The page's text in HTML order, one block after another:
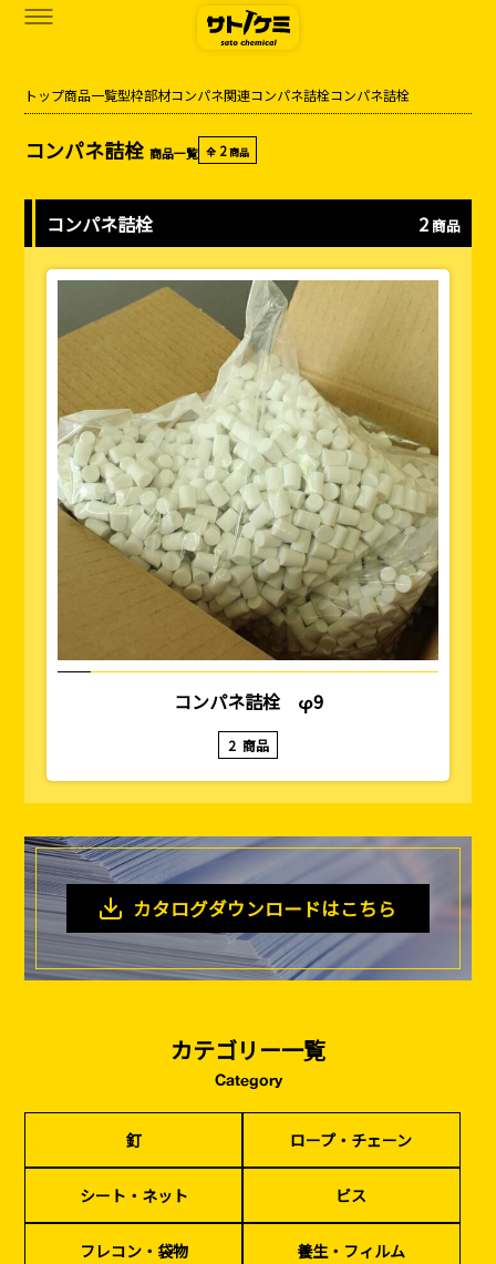
カタログダウンロード
サトケミって？
お知らせ
ブログ
お問い合わせ
アクセス
ロープ・チェーン シート・ネット
フレコン・袋物
ワイヤー・番線
仮設資材 現場用品・保安用品 建築金物・建築資材
型枠部材
基礎用部材
テープ
シーリング剤・接着剤・スプレー等
家、マンションを
建てる（建築）
塗装工事
トップ商品一覧型枠部材コンパネ関連コンパネ詰栓コンパネ詰栓
コンパネ詰栓 商品一覧 全 2 商品
コンパネ詰栓 2 商品
コンパネ詰栓 φ9
2 商品
カタログダウンロードはこちら
カテゴリー一覧
Category
釘 ロープ・チェーン
シート・ネット ビス
フレコン・袋物 養生・フィルム